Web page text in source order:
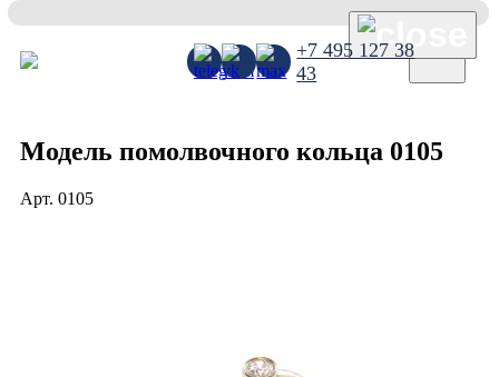
+7 495 127 38
43
Модель помолвочного кольца 0105
Арт. 0105
×